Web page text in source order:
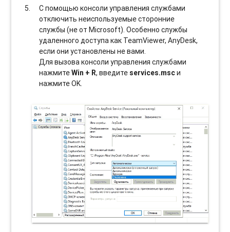
С помощью консоли управления службами
отключить неиспользуемые сторонние
службы (не от Microsoft). Особенно службы
удаленного доступа как TeamViewer, AnyDesk,
если они установлены не вами.
Для вызова консоли управления службами
нажмитеWin + R, введите services.mscи
нажмите OK.